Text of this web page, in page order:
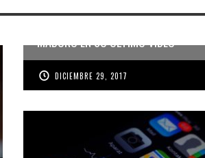
MADURO EN SU ÚLTIMO VIDEO
DICIEMBRE 29, 2017